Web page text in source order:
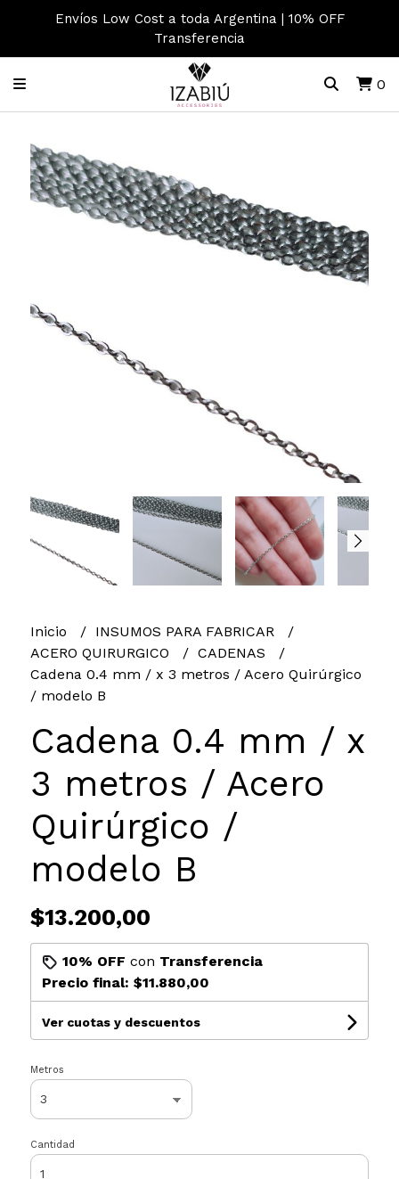
Envíos Low Cost a toda Argentina | 10% OFF
Transferencia
0
Inicio
INSUMOS PARA FABRICAR
ACERO QUIRURGICO
CADENAS
Cadena 0.4 mm / x 3 metros / Acero Quirúrgico
/ modelo B
Cadena 0.4 mm / x
3 metros / Acero
Quirúrgico /
modelo B
$13.200,00
10% OFF con Transferencia
Precio final: $11.880,00
Ver cuotas y descuentos
Metros
Cantidad